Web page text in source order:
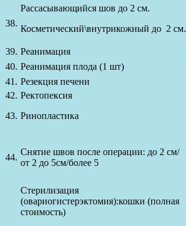
38.
Рассасывающийся шов до 2 см.
Косметический\внутрикожный до 2 см.
39. Реанимация
40. Реанимация плода (1 шт)
41. Резекция печени
42. Ректопексия
43. Ринопластика
44.
Снятие швов после операции: до 2 см/
от 2 до 5см/более 5
Стерилизация
(овариогистерэктомия):кошки (полная
стоимость)